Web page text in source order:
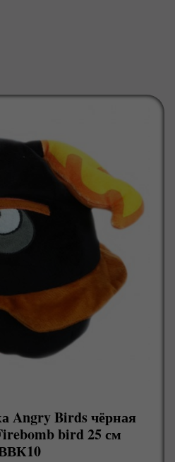
Angry Birds чёрная
bird 25 см